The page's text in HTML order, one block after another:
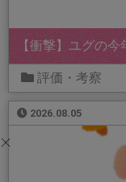
【衝撃】ユグの今
評価・考察
2026.08.05